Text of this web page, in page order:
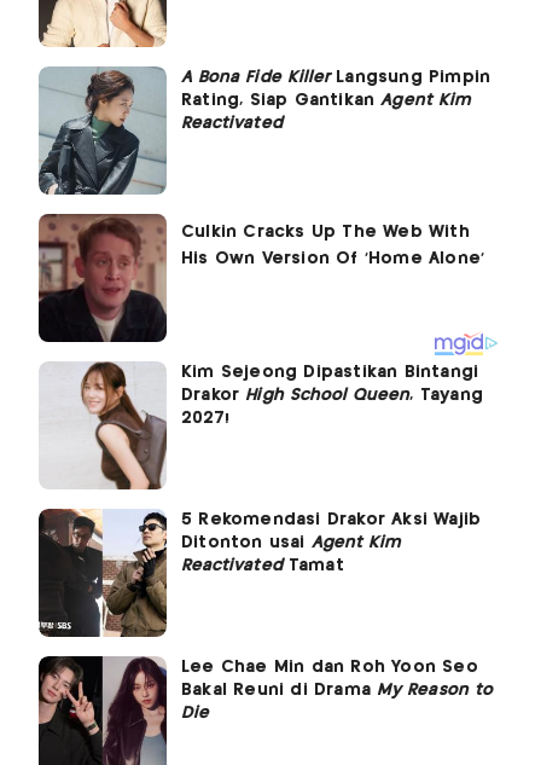
A Bona Fide KillerLangsung Pimpin
Rating, Siap GantikanAgent Kim
Reactivated
Kim Sejeong Dipastikan Bintangi
Drakor High School Queen, Tayang
2027!
5 Rekomendasi Drakor Aksi Wajib
Ditonton usai Agent Kim
ReactivatedTamat
Lee Chae Min dan Roh Yoon Seo
Bakal Reuni di Drama My Reason to
Die